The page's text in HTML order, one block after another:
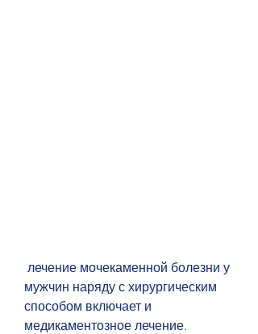
мужчин наряду с хирургическим
способом включает и
медикаментозное лечение.